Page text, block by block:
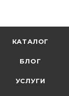
КАТАЛОГ
БЛОГ
УСЛУГИ